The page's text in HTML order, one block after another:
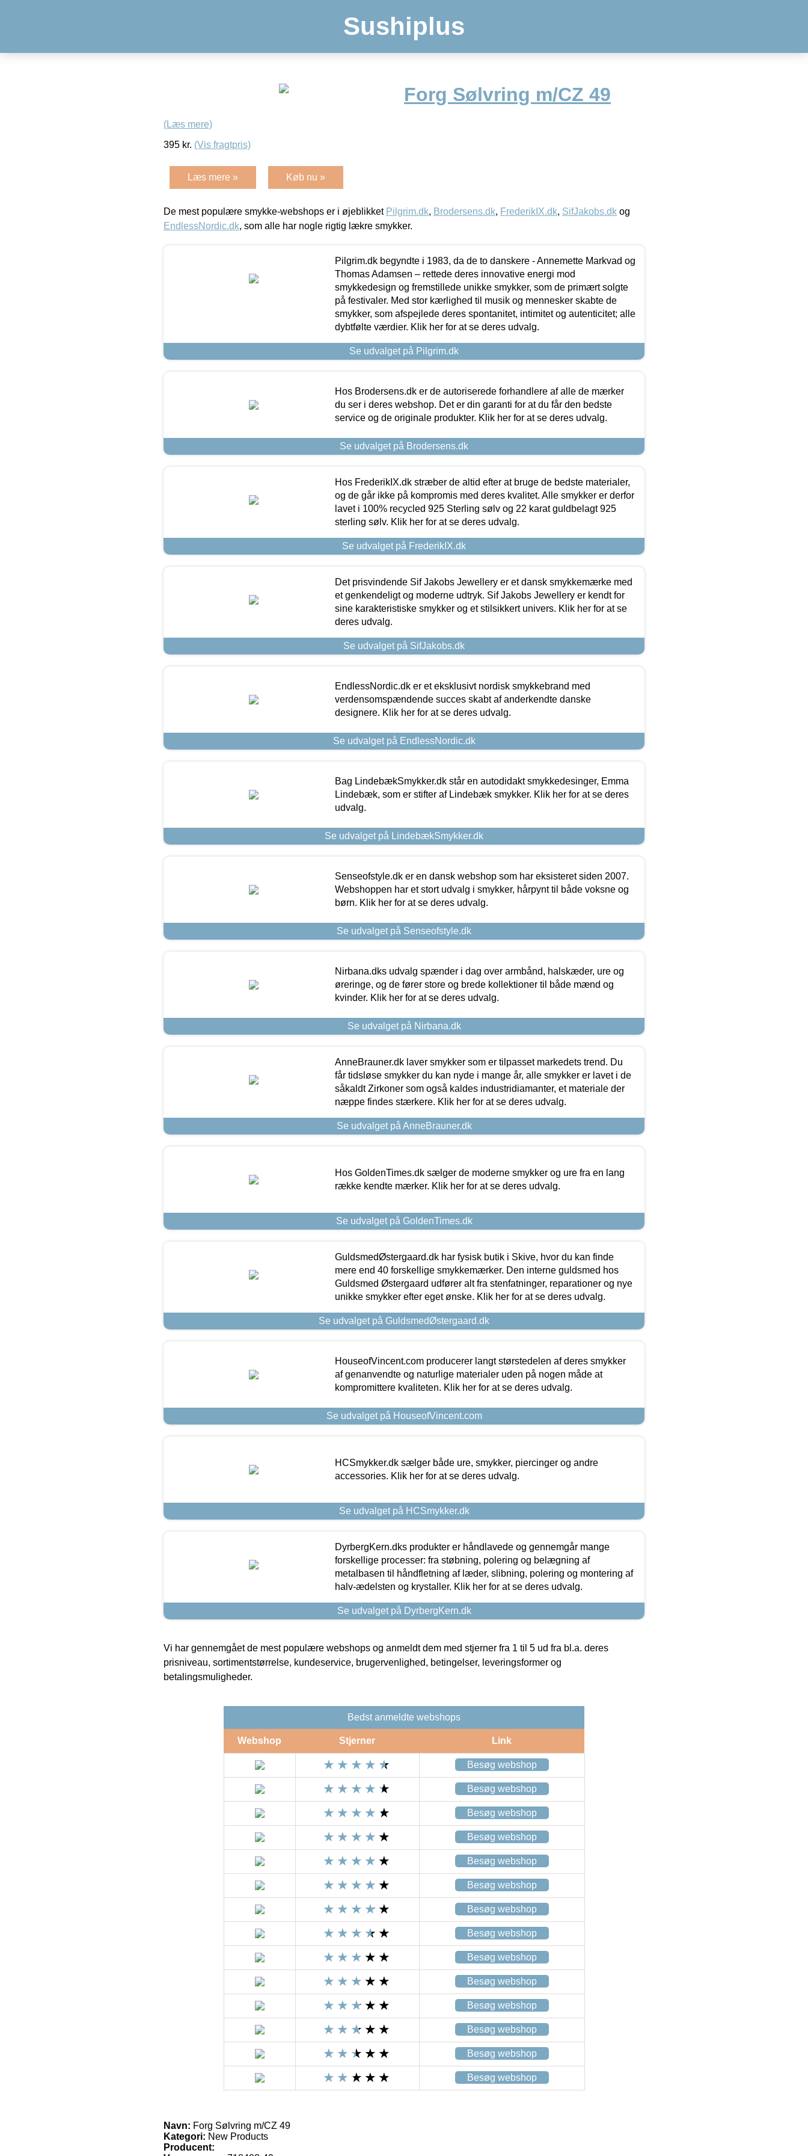
Sushiplus
Forg Sølvring m/CZ 49
(Læs mere)
395 kr. (Vis fragtpris)
Læs mere » Køb nu »
De mest populære smykke-webshops er i øjeblikket Pilgrim.dk, Brodersens.dk, FrederikIX.dk, SifJakobs.dk og
EndlessNordic.dk, som alle har nogle rigtig lækre smykker.
Pilgrim.dk begyndte i 1983, da de to danskere - Annemette Markvad og
Thomas Adamsen – rettede deres innovative energi mod
smykkedesign og fremstillede unikke smykker, som de primært solgte
på festivaler. Med stor kærlighed til musik og mennesker skabte de
smykker, som afspejlede deres spontanitet, intimitet og autenticitet; alle
dybtfølte værdier. Klik her for at se deres udvalg.
Se udvalget på Pilgrim.dk
Hos Brodersens.dk er de autoriserede forhandlere af alle de mærker
du ser i deres webshop. Det er din garanti for at du får den bedste
service og de originale produkter. Klik her for at se deres udvalg.
Se udvalget på Brodersens.dk
Hos FrederikIX.dk stræber de altid efter at bruge de bedste materialer,
og de går ikke på kompromis med deres kvalitet. Alle smykker er derfor
lavet i 100% recycled 925 Sterling sølv og 22 karat guldbelagt 925
sterling sølv. Klik her for at se deres udvalg.
Se udvalget på FrederikIX.dk
Det prisvindende Sif Jakobs Jewellery er et dansk smykkemærke med
et genkendeligt og moderne udtryk. Sif Jakobs Jewellery er kendt for
sine karakteristiske smykker og et stilsikkert univers. Klik her for at se
deres udvalg.
Se udvalget på SifJakobs.dk
EndlessNordic.dk er et eksklusivt nordisk smykkebrand med
verdensomspændende succes skabt af anderkendte danske
designere. Klik her for at se deres udvalg.
Se udvalget på EndlessNordic.dk
Bag LindebækSmykker.dk står en autodidakt smykkedesinger, Emma
Lindebæk, som er stifter af Lindebæk smykker. Klik her for at se deres
udvalg.
Se udvalget på LindebækSmykker.dk
Senseofstyle.dk er en dansk webshop som har eksisteret siden 2007.
Webshoppen har et stort udvalg i smykker, hårpynt til både voksne og
børn. Klik her for at se deres udvalg.
Se udvalget på Senseofstyle.dk
Nirbana.dks udvalg spænder i dag over armbånd, halskæder, ure og
øreringe, og de fører store og brede kollektioner til både mænd og
kvinder. Klik her for at se deres udvalg.
Se udvalget på Nirbana.dk
AnneBrauner.dk laver smykker som er tilpasset markedets trend. Du
får tidsløse smykker du kan nyde i mange år, alle smykker er lavet i de
såkaldt Zirkoner som også kaldes industridiamanter, et materiale der
næppe findes stærkere. Klik her for at se deres udvalg.
Se udvalget på AnneBrauner.dk
Hos GoldenTimes.dk sælger de moderne smykker og ure fra en lang
række kendte mærker. Klik her for at se deres udvalg.
Se udvalget på GoldenTimes.dk
GuldsmedØstergaard.dk har fysisk butik i Skive, hvor du kan finde
mere end 40 forskellige smykkemærker. Den interne guldsmed hos
Guldsmed Østergaard udfører alt fra stenfatninger, reparationer og nye
unikke smykker efter eget ønske. Klik her for at se deres udvalg.
Se udvalget på GuldsmedØstergaard.dk
HouseofVincent.com producerer langt størstedelen af deres smykker
af genanvendte og naturlige materialer uden på nogen måde at
kompromittere kvaliteten. Klik her for at se deres udvalg.
Se udvalget på HouseofVincent.com
HCSmykker.dk sælger både ure, smykker, piercinger og andre
accessories. Klik her for at se deres udvalg.
Se udvalget på HCSmykker.dk
DyrbergKern.dks produkter er håndlavede og gennemgår mange
forskellige processer: fra støbning, polering og belægning af
metalbasen til håndfletning af læder, slibning, polering og montering af
halv-ædelsten og krystaller. Klik her for at se deres udvalg.
Se udvalget på DyrbergKern.dk
Vi har gennemgået de mest populære webshops og anmeldt dem med stjerner fra 1 til 5 ud fra bl.a. deres
prisniveau, sortimentstørrelse, kundeservice, brugervenlighed, betingelser, leveringsformer og
betalingsmuligheder.
Bedst anmeldte webshops
Webshop Stjerner Link
Besøg webshop
Besøg webshop
Besøg webshop
Besøg webshop
Besøg webshop
Besøg webshop
Besøg webshop
Besøg webshop
Besøg webshop
Besøg webshop
Besøg webshop
Besøg webshop
Besøg webshop
Besøg webshop
Navn: Forg Sølvring m/CZ 49
Kategori: New Products
Producent: